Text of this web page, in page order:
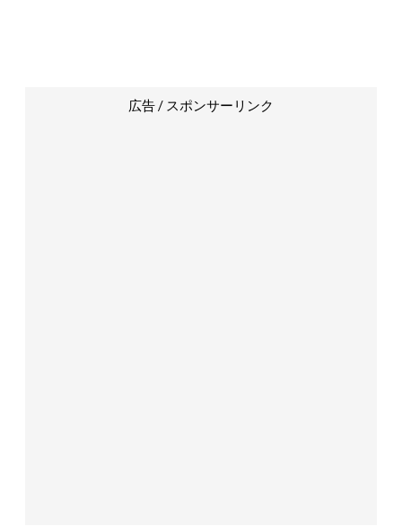
広告 / スポンサーリンク